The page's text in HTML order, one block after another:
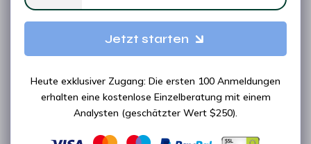
Jetzt starten
Heute exklusiver Zugang: Die ersten 100 Anmeldungen
erhalten eine kostenlose Einzelberatung mit einem
Analysten (geschätzter Wert $250).